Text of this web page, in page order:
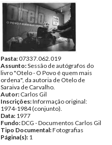
Pasta:07337.062.019
Assunto:Sessão de autógrafos do
livro "Otelo - O Povo é quem mais
ordena", da autoria de Otelo de
Saraiva de Carvalho.
Autor: Carlos Gil
Inscrições:Informação original:
1974-1984 (conjunto).
Data: 1977
Fundo:DCG - Documentos Carlos Gil
Tipo Documental:Fotografias
Página(s): 1